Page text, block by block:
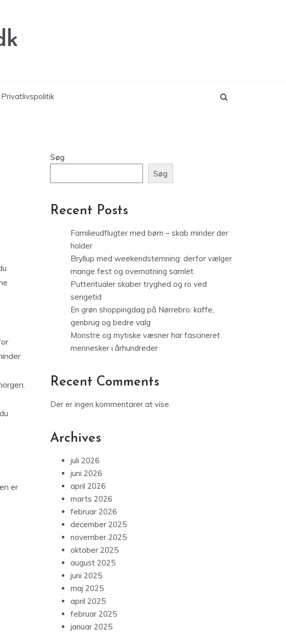
Privatlivspolitik
er
Søg
Søg
Recent Posts
Familieudflugter med børn – skab minder der
holder
Bryllup med weekendstemning: derfor vælger
mange fest og overnatning samlet
Putteritualer skaber tryghed og ro ved
sengetid
En grøn shoppingdag på Nørrebro: kaffe,
genbrug og bedre valg
Monstre og mytiske væsner har fascineret
mennesker i århundreder
Recent Comments
Der er ingen kommentarer at vise.
Archives
juli 2026
juni 2026
april 2026
marts 2026
februar 2026
december 2025
november 2025
oktober 2025
august 2025
juni 2025
maj 2025
april 2025
februar 2025
januar 2025